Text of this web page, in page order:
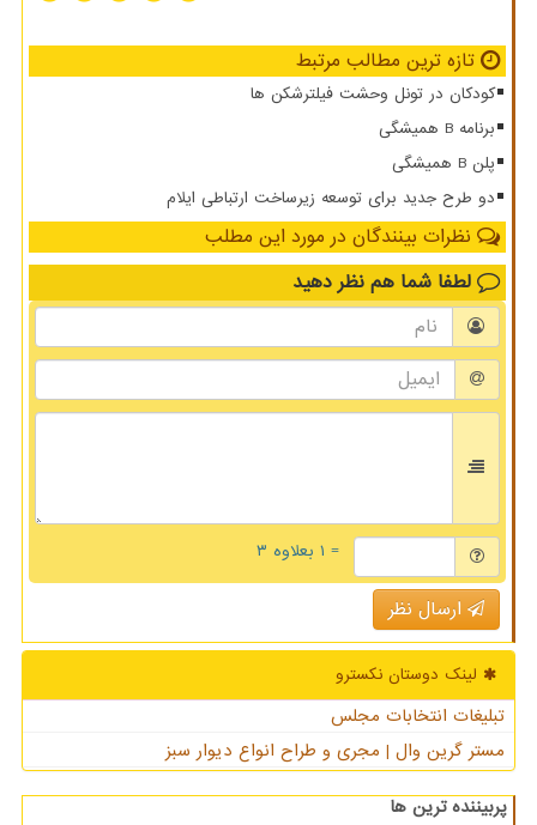
تازه ترین مطالب مرتبط
کودکان در تونل وحشت فیلترشکن ها
برنامه B همیشگی
پلن B همیشگی
دو طرح جدید برای توسعه زیرساخت ارتباطی ایلام
نظرات بینندگان در مورد این مطلب
لطفا شما هم نظر دهید
= ۱ بعلاوه ۳
ارسال نظر
لینک دوستان نكسترو
تبلیغات انتخابات مجلس
مستر گرین وال | مجری و طراح انواع دیوار سبز
پربیننده ترین ها